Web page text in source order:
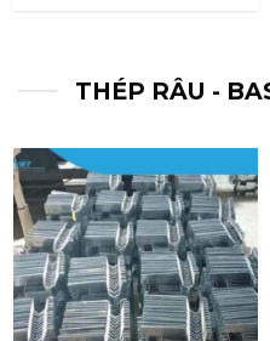
THÉP RÂU -